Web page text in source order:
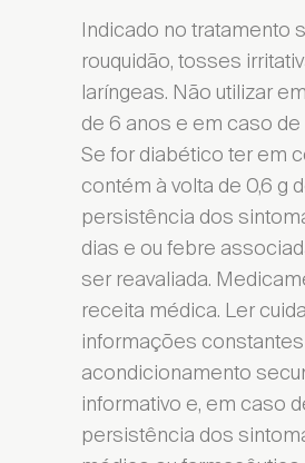
Indicado no tratamento
rouquidão, tosses
laríngeas. Não utilizar
de 6 anos e em caso
Se for diabético ter em
contém à volta de 0,6 g
persistência dos
dias e ou febre
ser reavaliada.
receita médica. Ler
informações
acondicionamento
informativo e, em caso
persistência dos